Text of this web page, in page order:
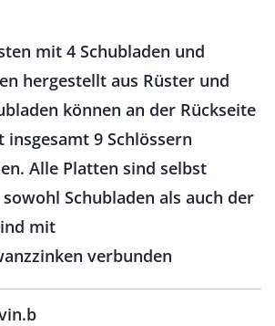
mit 4 Schubladen und
hergestellt aus Rüster und
können an der Rückseite
insgesamt 9 Schlössern
Alle Platten sind selbst
Schubladen als auch der
mit
verbunden